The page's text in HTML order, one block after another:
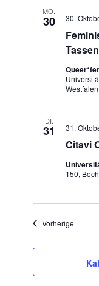
MO.
30 30.
DI.
31
Citavi
31.
150,
Vorherige